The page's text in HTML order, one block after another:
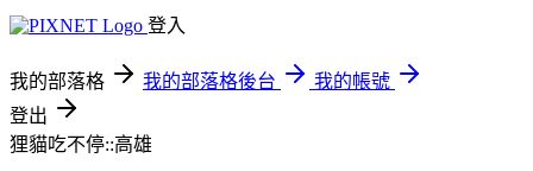
登入
我的部落格 我的部落格後台
我的帳號
登出
狸貓吃不停::高雄